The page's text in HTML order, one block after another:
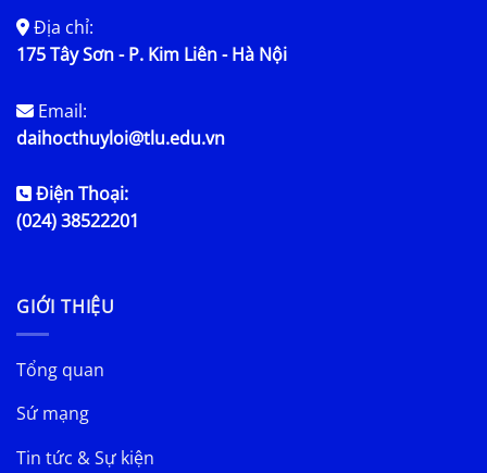
Địa chỉ:
175 Tây Sơn - P. Kim Liên - Hà Nội
Email:
daihocthuyloi@tlu.edu.vn
Điện Thoại:
(024) 38522201
GIỚI THIỆU
Tổng quan
Sứ mạng
Tin tức & Sự kiện